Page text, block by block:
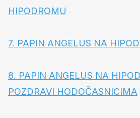
HIPODROMU
7. PAPIN ANGELUS NA
8. PAPIN ANGELUS NA
POZDRAVI HODOČASNICIMA